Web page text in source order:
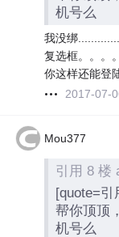
机号么
我没绑
复选框。。。
你这样还能登
2017-07-
Mou377
引用 8 楼
[quote=引
帮你顶顶
机号么